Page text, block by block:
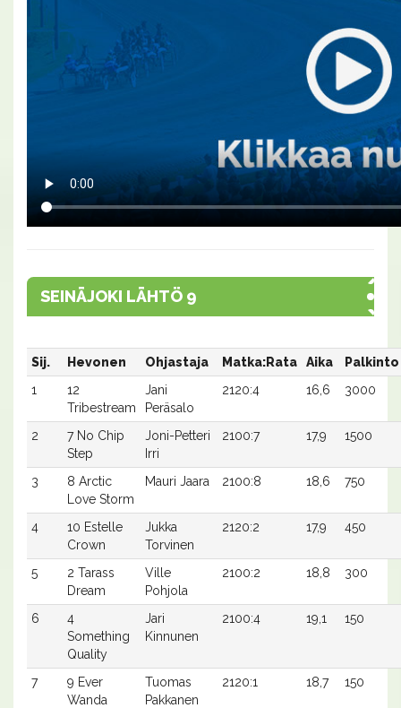
SEINÄJOKI LÄHTÖ 9
Sij. Hevonen Ohjastaja Matka:Rata Aika
Palkinto
1
12
Tribestream
Jani
Peräsalo
2120:4 16,6 3000
2
7 No Chip
Step
Joni-Petteri
Irri
2100:7 17,9 1500
3
8 Arctic
Love Storm
Mauri Jaara 2100:8 18,6 750
4
10 Estelle
Crown
Jukka
Torvinen
2120:2 17,9 450
5
2 Tarass
Dream
Ville
Pohjola
2100:2 18,8 300
6
4
Something
Quality
Jari
Kinnunen
2100:4 19,1 150
7
9 Ever
Wanda
Tuomas
Pakkanen
2120:1 18,7 150